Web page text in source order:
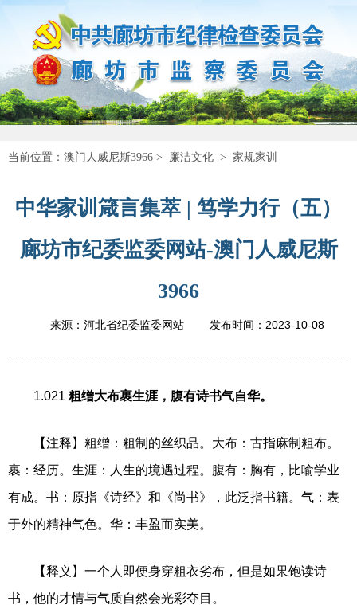
当前位置： 澳门人威尼斯3966 > 廉洁文化 > 家规家训
中华家训箴言集萃 | 笃学力行（五）
廊坊市纪委监委网站-澳门人威尼斯
3966
来源：河北省纪委监委网站 发布时间： 2023-10-08
1.021 粗缯大布裹生涯，腹有诗书气自华。
【注释】粗缯：粗制的丝织品。大布：古指麻制粗布。
裹：经历。生涯：人生的境遇过程。腹有：胸有，比喻学业
有成。书：原指《诗经》和《尚书》，此泛指书籍。气：表
于外的精神气色。华：丰盈而实美。
【释义】一个人即便身穿粗衣劣布，但是如果饱读诗
书，他的才情与气质自然会光彩夺目。